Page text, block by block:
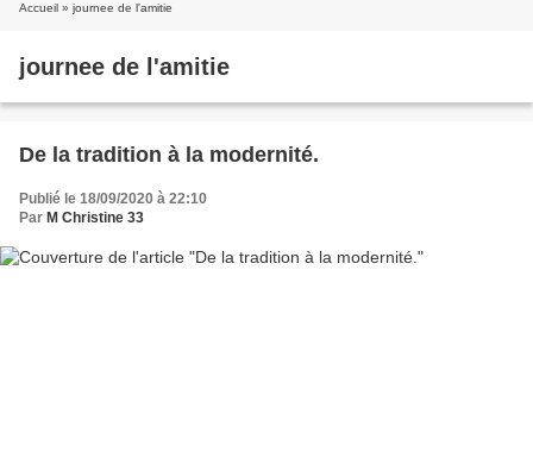
Accueil » journee de l'amitie
journee de l'amitie
De la tradition à la modernité.
Publié le 18/09/2020 à 22:10
Par M Christine 33